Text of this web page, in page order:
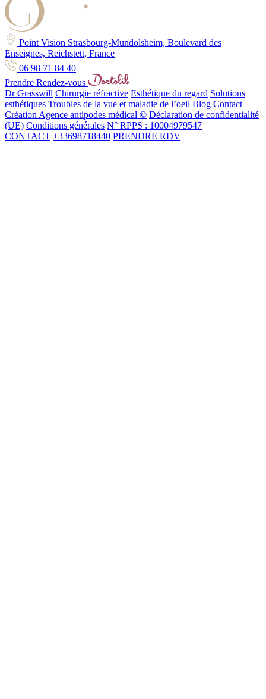
Point Vision Strasbourg-Mundolsheim, Boulevard des
Enseignes, Reichstett, France
06 98 71 84 40
Prendre Rendez-vous
Dr Grasswill Chirurgie réfractive Esthétique du regard Solutions
esthétiques Troubles de la vue et maladie de l’oeil Blog Contact
Création Agence antipodes médical © Déclaration de confidentialité
(UE) Conditions générales N° RPPS : 10004979547
CONTACT +33698718440 PRENDRE RDV